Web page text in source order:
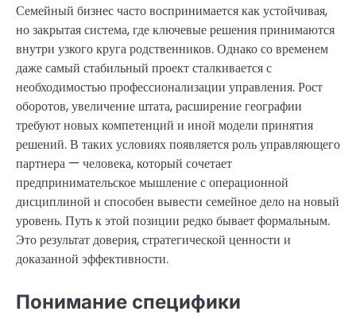
Семейный бизнес часто воспринимается как устойчивая,
но закрытая система, где ключевые решения принимаются
внутри узкого круга родственников. Однако со временем
даже самый стабильный проект сталкивается с
необходимостью профессионализации управления. Рост
оборотов, увеличение штата, расширение географии
требуют новых компетенций и иной модели принятия
решений. В таких условиях появляется роль управляющего
партнера — человека, который сочетает
предпринимательское мышление с операционной
дисциплиной и способен вывести семейное дело на новый
уровень. Путь к этой позиции редко бывает формальным.
Это результат доверия, стратегической ценности и
доказанной эффективности.
Понимание специфики